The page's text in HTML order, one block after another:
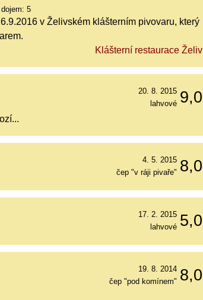
5
v Želivském klášterním pivovaru, který
Klášterní restaurace Želiv
9,0
20. 8. 2015
lahvové
8,0
4. 5. 2015
čep "v ráji pivaře"
5,0
17. 2. 2015
lahvové
8,0
19. 8. 2014
čep "pod komínem"